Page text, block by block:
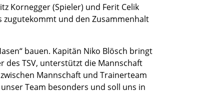
Kornegger (Spieler) und Ferit Celik
zugutekommt und den Zusammenhalt
bauen. Kapitän Niko Blösch bringt
des TSV, unterstützt die Mannschaft
Mannschaft und Trainerteam
Team besonders und soll uns in